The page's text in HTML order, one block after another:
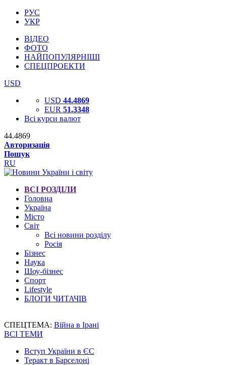
РУС
УКР
ВІДЕО
ФОТО
НАЙПОПУЛЯРНІШІ
СПЕЦПРОЕКТИ
USD
USD 44.4869
EUR 51.3348
Всі курси валют
44.4869
Авторизація
Пошук
RU
ВСІ РОЗДІЛИ
Головна
Україна
Місто
Світ
Всі новини розділу
Росія
Бізнес
Наука
Шоу-бізнес
Спорт
Lifestyle
БЛОГИ ЧИТАЧІВ
СПЕЦТЕМА: Війна в Ірані
ВСІ ТЕМИ
Вступ України в ЄС
Теракт в Барселоні